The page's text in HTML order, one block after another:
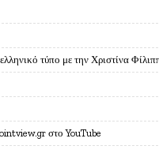
τύπο με την Χριστίνα
στο YouTube